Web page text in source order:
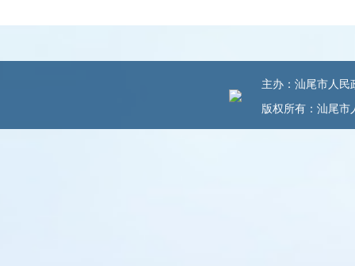
主办：汕尾市人民
版权所有：汕尾